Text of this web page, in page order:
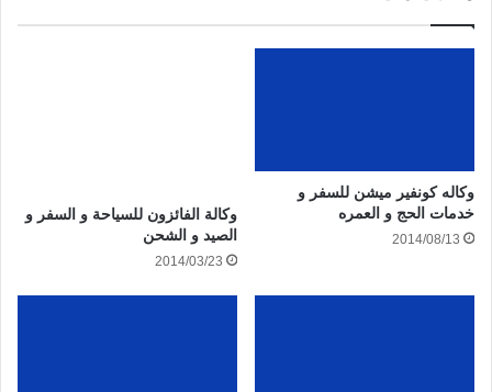
وكاله كونفير ميشن للسفر و
خدمات الحج و العمره
2014/08/13
وكالة الفائزون للسياحة و السفر و
الصيد و الشحن
2014/03/23